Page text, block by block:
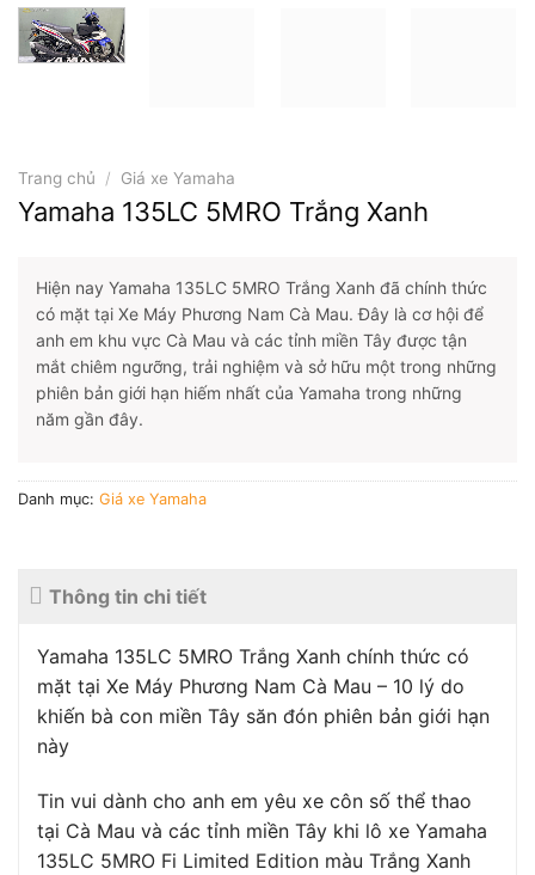
Trang chủ / Giá xe Yamaha
Yamaha 135LC 5MRO Trắng Xanh
Hiện nay Yamaha 135LC 5MRO Trắng Xanh đã chính thức
có mặt tại Xe Máy Phương Nam Cà Mau. Đây là cơ hội để
anh em khu vực Cà Mau và các tỉnh miền Tây được tận
mắt chiêm ngưỡng, trải nghiệm và sở hữu một trong những
phiên bản giới hạn hiếm nhất của Yamaha trong những
năm gần đây.
Danh mục: Giá xe Yamaha
Thông tin chi tiết
Yamaha 135LC 5MRO Trắng Xanh chính thức có
mặt tại Xe Máy Phương Nam Cà Mau – 10 lý do
khiến bà con miền Tây săn đón phiên bản giới hạn
này
Tin vui dành cho anh em yêu xe côn số thể thao
tại Cà Mau và các tỉnh miền Tây khi lô xe Yamaha
135LC 5MRO Fi Limited Edition màu Trắng Xanh